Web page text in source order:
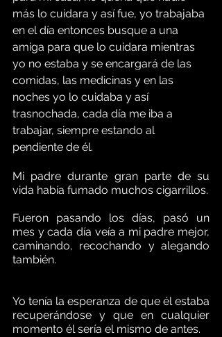
más lo cuidara y así fue, yo trabajaba
en el día entonces busque a una
amiga para que lo cuidara mientras
yo no estaba y se encargará de las
comidas, las medicinas y en las
noches yo lo cuidaba y así
trasnochada, cada día me iba a
trabajar, siempre estando al
pendiente de él.
Mi padre durante gran parte de su
vida había fumado muchos cigarrillos.
Fueron pasando los días, pasó un
mes y cada día veía a mi padre mejor,
caminando, recochando y alegando
también.
Yo tenía la esperanza de que él estaba
recuperándose y que en cualquier
momento él sería el mismo de antes.